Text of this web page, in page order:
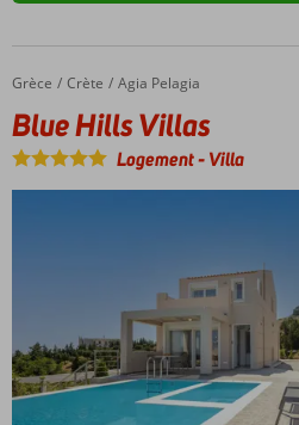
Accueil
Grèce Crète Agia Pelagia
Blue Hills Villas
Blue Hills Villas
Logement-Villa